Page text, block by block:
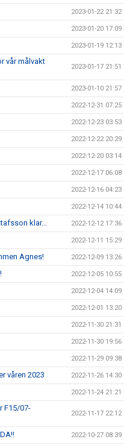
2023-01-22 21:32
2023-01-20 17:09
2023-01-19 12:13
vår målvakt
2023-01-17 21:51
2023-01-10 21:57
2022-12-31 07:25
2022-12-23 03:53
2022-12-22 20:29
2022-12-20 03:14
2022-12-17 06:08
2022-12-16 04:23
2022-12-14 10:44
klar... 2022-12-12 17:36
2022-12-11 15:29
Agnes! 2022-12-09 13:26
2022-12-05 10:55
2022-12-04 14:09
2022-12-01 13:20
2022-11-30 21:31
2022-11-30 19:56
2022-11-29 09:38
våren 2023 2022-11-26 14:30
2022-11-24 21:21
F15/07-
2022-11-17 22:12
2022-10-27 08:39